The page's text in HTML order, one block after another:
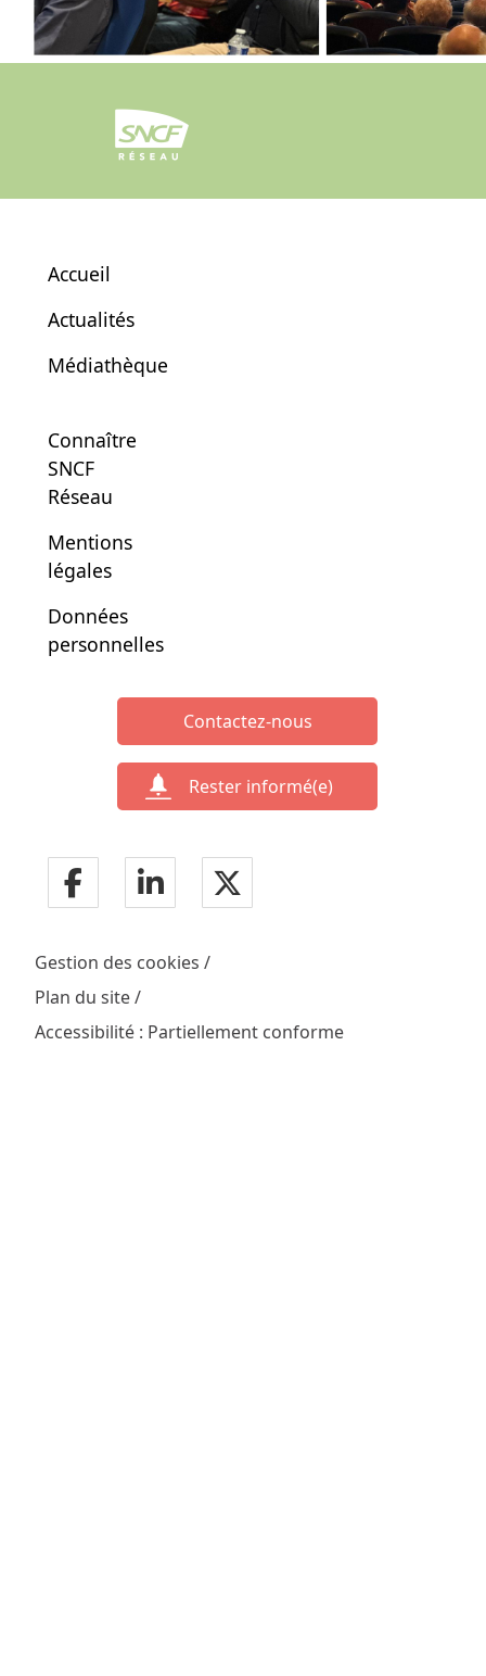
Accueil
Actualités
Médiathèque
Connaître
SNCF
Réseau
Mentions
légales
Données
personnelles
Contactez-nous
Rester informé(e)
Gestion des cookies
Plan du site
Accessibilité : Partiellement conforme